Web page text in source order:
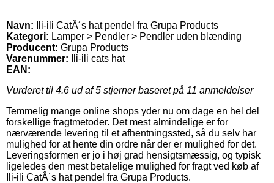
Navn: Ili-ili CatÂ´s hat pendel fra Grupa Products
Kategori: Lamper > Pendler > Pendler uden blænding
Producent: Grupa Products
Varenummer:
Ili-ili cats hat
EAN:
Vurderet til 4.6 ud af 5 stjerner baseret på 11 anmeldelser
Temmelig mange online shops yder nu om dage en hel del
forskellige fragtmetoder. Det mest almindelige er for
nærværende levering til et afhentningssted, så du selv har
mulighed for at hente din ordre når der er mulighed for det.
Leveringsformen er jo i høj grad hensigtsmæssig, og typisk
ligeledes den mest betalelige mulighed for fragt ved køb af
Ili-ili CatÂ´s hat pendel fra Grupa Products.